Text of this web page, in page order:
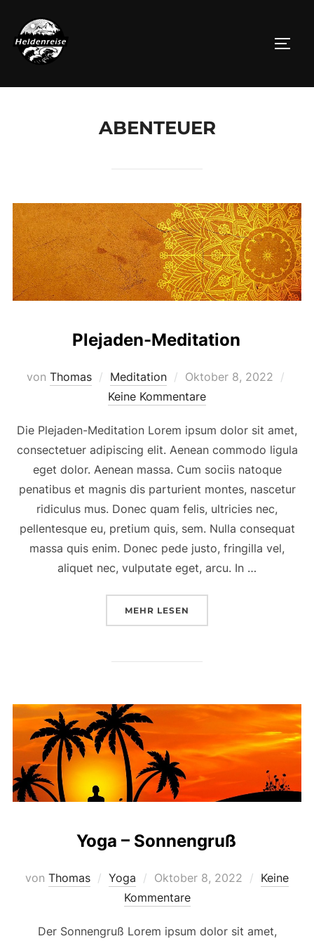
ABENTEUER
Plejaden-Meditation
von Thomas Meditation
Oktober 8, 2022
Keine Kommentare
Die Plejaden-Meditation Lorem ipsum dolor sit amet,
consectetuer adipiscing elit. Aenean commodo ligula
eget dolor. Aenean massa. Cum sociis natoque
penatibus et magnis dis parturient montes, nascetur
ridiculus mus. Donec quam felis, ultricies nec,
pellentesque eu, pretium quis, sem. Nulla consequat
massa quis enim. Donec pede justo, fringilla vel,
aliquet nec, vulputate eget, arcu. In …
MEHR LESEN
Yoga – Sonnengruß
von Thomas Yoga Oktober 8, 2022
Keine
Kommentare
Der Sonnengruß Lorem ipsum dolor sit amet,